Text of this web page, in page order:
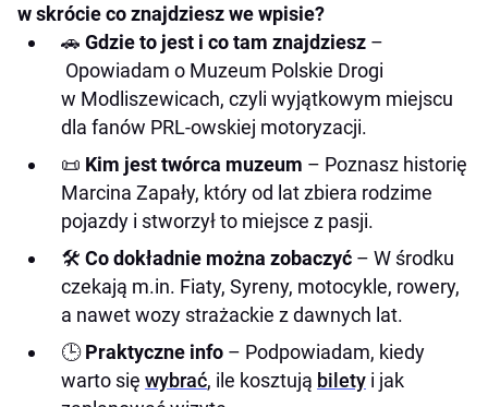
Godziny otwarcia
Bilety
Wyjątkowe perełki motoryzacji
Podsumowanie – warto odwiedzić!
Przyszłość muzeum
w skrócie co znajdziesz we wpisie?
🚗 Gdzie to jest i co tam znajdziesz –
Opowiadam o Muzeum Polskie Drogi
w Modliszewicach, czyli wyjątkowym miejscu
dla fanów PRL-owskiej motoryzacji.
📜 Kim jest twórca muzeum – Poznasz historię
Marcina Zapały, który od lat zbiera rodzime
pojazdy i stworzył to miejsce z pasji.
🛠️ Co dokładnie można zobaczyć – W środku
czekają m.in. Fiaty, Syreny, motocykle, rowery,
a nawet wozy strażackie z dawnych lat.
🕒Praktyczne info – Podpowiadam, kiedy
warto się wybrać, ile kosztują bilety i jak